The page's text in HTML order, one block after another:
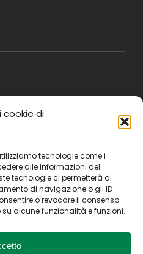
cookie di
tecnologie come i
alle informazioni del
tecnologie ci permetterà di
di navigazione o gli ID
o revocare il consenso
alcune funzionalità e funzioni.